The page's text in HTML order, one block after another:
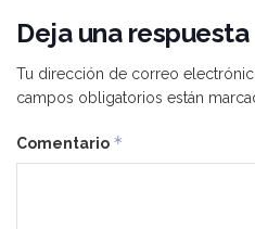
Deja una respuesta
Tu dirección de correo
campos obligatorios están
Comentario *